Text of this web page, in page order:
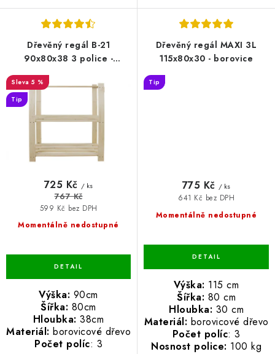
Dřevěný regál B-21
90x80x38 3 police -
borovice
5 %
Tip
Momentálně nedostupné
599 Kč bez DPH
725 Kč / ks
767 Kč
Výška: 90cm
Šířka: 80cm
Hloubka: 38cm
Materiál: borovicové dřevo
Počet políc: 3
Dřevěný regál MAXI 3L
115x80x30 - borovice
Tip
Momentálně nedostupné
641 Kč bez DPH
775 Kč / ks
Výška: 115 cm
Šířka: 80 cm
Hloubka: 30 cm
Materiál: borovicové dřevo
Počet políc: 3
Nosnost police: 100 kg